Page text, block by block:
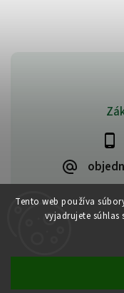
Tento web používa
vyjadrujete